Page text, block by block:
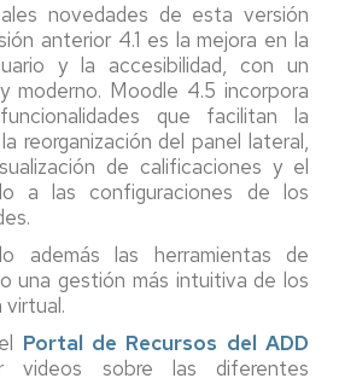
novedades de esta versión
anterior 4.1 es la mejora en la
y la accesibilidad, con un
moderno. Moodle 4.5 incorpora
que facilitan la
reorganización del panel lateral,
de calificaciones y el
a las configuraciones de los
además las herramientas de
una gestión más intuitiva de los
Portal de Recursos del ADD
videos sobre las diferentes